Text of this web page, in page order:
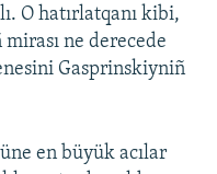
O hatırlatqanı kibi,
ne derecede
Gasprinskiyniñ
en büyük acılar